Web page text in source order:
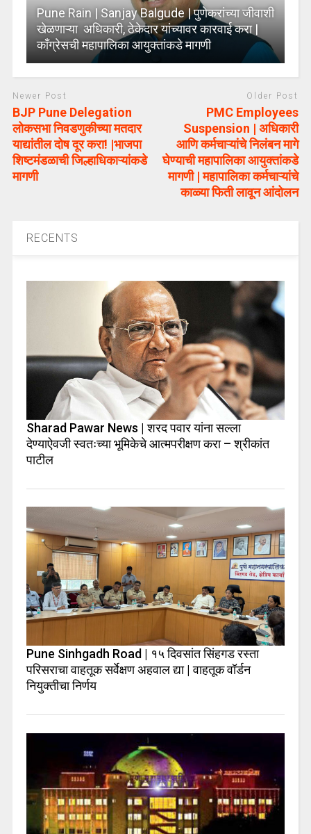
Pune Rain | Sanjay Balgude | पुणेकरांच्या जीवाशी
खेळणाऱ्या अधिकारी, ठेकेदार यांच्यावर कारवाई करा |
कॉंग्रेसची महापालिका आयुक्तांकडे मागणी
Newer Post
BJP Pune Delegation
लोकसभा निवडणुकीच्या मतदार
याद्यांतील दोष दूर करा! |भाजपा
शिष्टमंडळाची जिल्हाधिकाऱ्यांकडे
मागणी
Older Post
PMC Employees
Suspension | अधिकारी
आणि कर्मचाऱ्यांचे निलंबन मागे
घेण्याची महापालिका आयुक्तांकडे
मागणी | महापालिका कर्मचाऱ्यांचे
काळ्या फिती लावून आंदोलन
RECENTS
Sharad Pawar News | शरद पवार यांना सल्ला
देण्याऐवजी स्वतःच्या भूमिकेचे आत्मपरीक्षण करा – श्रीकांत
पाटील
Pune Sinhgadh Road | १५ दिवसांत सिंहगड रस्ता
परिसराचा वाहतूक सर्वेक्षण अहवाल द्या | वाहतूक वॉर्डन
नियुक्तीचा निर्णय